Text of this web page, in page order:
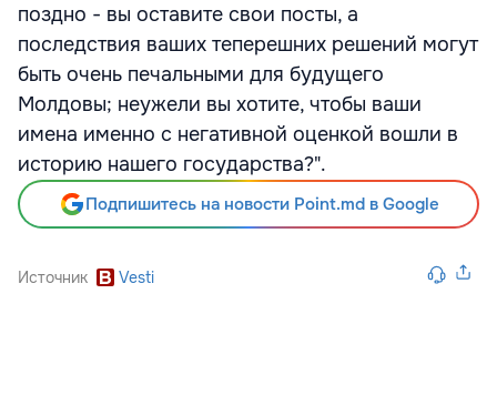
поздно - вы оставите свои посты, а
последствия ваших теперешних решений могут
быть очень печальными для будущего
Молдовы; неужели вы хотите, чтобы ваши
имена именно с негативной оценкой вошли в
историю нашего государства?".
Подпишитесь на новости Point.md в Google
Источник Vesti